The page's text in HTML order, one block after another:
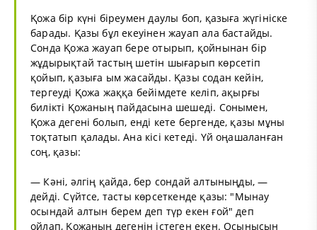
Қожа бір күні біреумен даулы боп, қазыға жүгініске
барады. Қазы бұл екеуінен жауап ала бастайды.
Сонда Қожа жауап бере отырып, қойнынан бір
жұдырықтай тастың шетін шығарып көрсетіп
қойып, қазыға ым жасайды. Қазы содан кейін,
тергеуді Қожа жаққа бейімдете келіп, ақырғы
билікті Қожаның пайдасына шешеді. Сонымен,
Қожа дегені болып, енді кете бергенде, қазы мұны
тоқтатып қалады. Ана кісі кетеді. Үй оңашаланған
соң, қазы:
— Кәні, әлгің қайда, бер сондай алтыныңды, —
дейді. Сүйтсе, тасты көрсеткенде қазы: "Мынау
осындай алтын берем деп түр екен ғой" деп
ойлап, Қожаның дегенін істеген екен. Осынысын